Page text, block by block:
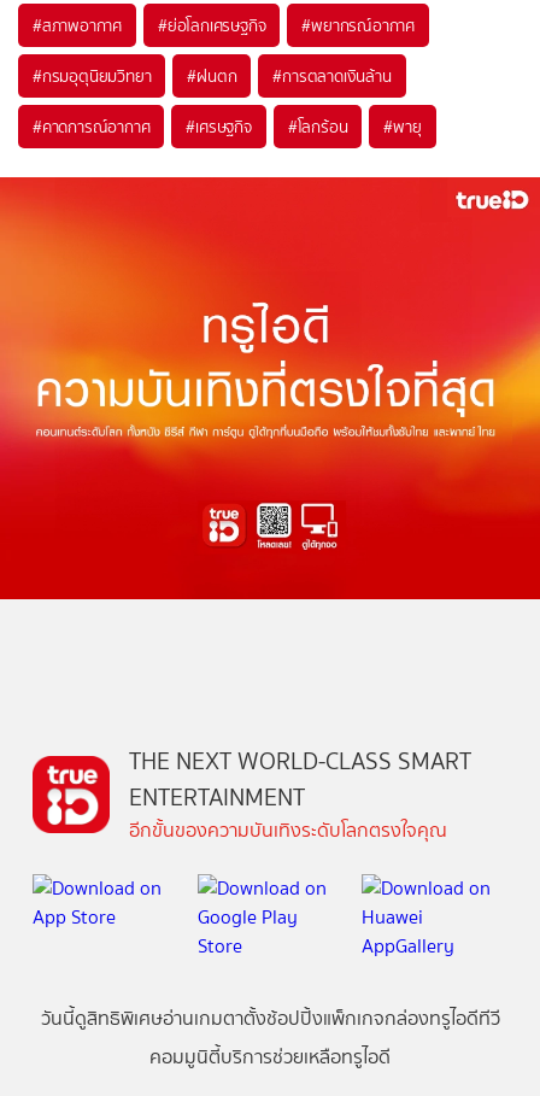
#สภาพอากาศ #ย่อโลกเศรษฐกิจ #พยากรณ์อากาศ
#กรมอุตุนิยมวิทยา #ฝนตก #การตลาดเงินล้าน
#คาดการณ์อากาศ #เศรษฐกิจ #โลกร้อน #พายุ
THE NEXT WORLD-CLASS SMART
ENTERTAINMENT
อีกขั้นของความบันเทิงระดับโลกตรงใจคุณ
วันนี้ดูสิทธิพิเศษอ่านเกมตาตั้งช้อปปิ้งแพ็กเกจกล่องทรูไอดีทีวี
คอมมูนิตี้บริการช่วยเหลือทรูไอดี